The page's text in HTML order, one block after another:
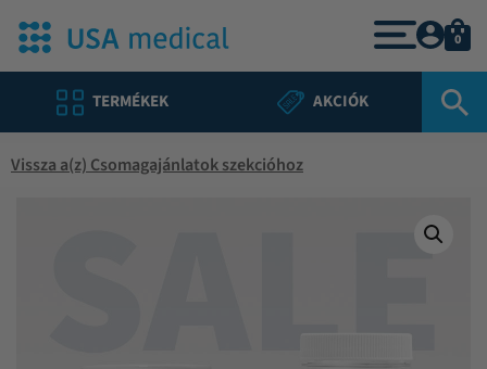
TERMÉKEK AKCIÓK
0
Vissza a(z) Csomagajánlatok szekcióhoz